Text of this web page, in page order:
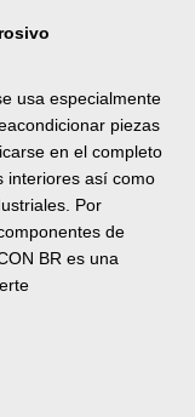
usa especialmente
piezas
en el completo
interiores así como
Por
de
BR es una